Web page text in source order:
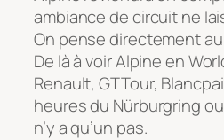
ambiance de circuit ne
On pense directement
De là à voir Alpine en
Renault, GTTour,
heures du Nürburgring
n’y a qu’un pas.